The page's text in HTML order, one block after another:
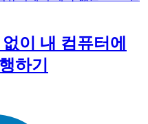
이 내 컴퓨터에
하기